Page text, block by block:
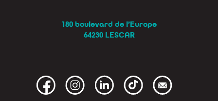
180 boulevard de l’Europe
64230 LESCAR